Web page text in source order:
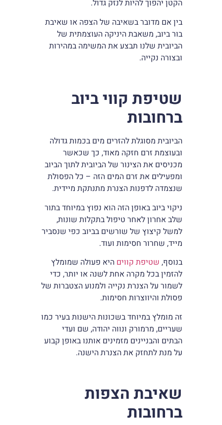
הקטן יהפוך להיות לנזק גדול.
בין אם מדובר בשאיבה של הצפה או שאיבת
בור ביוב, משאבת היניקה העוצמתית של
הביובית שלנו תבצע את המשימה במהירות
ובצורה נקייה.
שטיפת קווי ביוב
ברחובות
הביובית מסוגלת להזרים מים בכמות גדולה
ובעוצמת זרם חזקה מאוד, כך שכאשר
מכניסים את הצינור של הביובית לתוך הביוב
ומפעילים את זרם המים הזה – כל הפסולת
שנצמדה לדפנות הצנרת מתנתקת מיידית.
ניקוי ביוב באופן הזה הוא נפוץ במיוחד בתור
שלב אחרון לאחר טיפול בתקלות שונות,
למשל קיצוץ של שורשים בביוב כפי שנסביר
מייד, שחרור חסימות ועוד.
בנוסף, שטיפת קווים היא פעולה שמומלץ
להזמין בכל מקרה אחת לשנה או יותר, כדי
לשמור על הצנרת נקייה ולמנוע הצטברות של
פסולת והיווצרות חסימות.
זה מומלץ במיוחד בשכונות הישנות בעיר כמו
שעריים, מרמורק ונווה יהודה, שם ועדי
הבתים והבניינים מזמינים אותנו באופן קבוע
על מנת לתחזק את הצנרת הישנה.
שאיבת הצפות
ברחובות